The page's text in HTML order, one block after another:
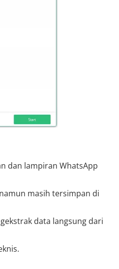
dan lampiran WhatsApp
masih tersimpan di
data langsung dari